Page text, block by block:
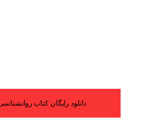
دانلود رایگان کتاب